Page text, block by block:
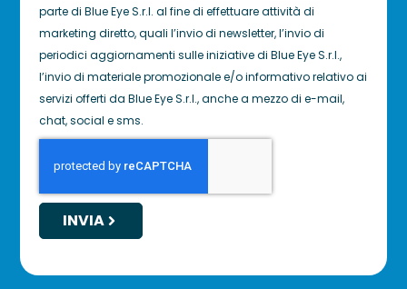
parte di Blue Eye S.r.l. al fine di effettuare attività di
marketing diretto, quali l’invio di newsletter, l’invio di
periodici aggiornamenti sulle iniziative di Blue Eye S.r.l.,
l’invio di materiale promozionale e/o informativo relativo ai
servizi offerti da Blue Eye S.r.l., anche a mezzo di e-mail,
chat, social e sms.
INVIA